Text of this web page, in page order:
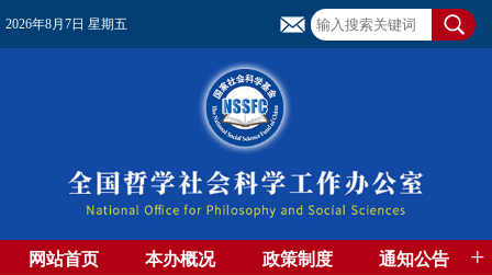
2026年8月7日 星期五
网站首页 本办概况 政策制度 通知公告 +